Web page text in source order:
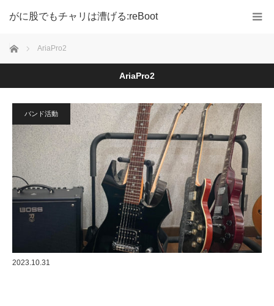
がに股でもチャリは漕げる:reBoot
ホーム AriaPro2
AriaPro2
バンド活動
2023.10.31